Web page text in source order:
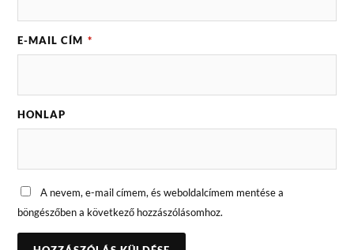
E-MAIL CÍM *
HONLAP
A nevem, e-mail címem, és weboldalcímem mentése a
böngészőben a következő hozzászólásomhoz.